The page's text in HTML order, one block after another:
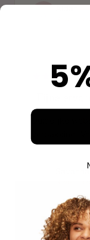
Aidan
Duidelijke
verpakking.